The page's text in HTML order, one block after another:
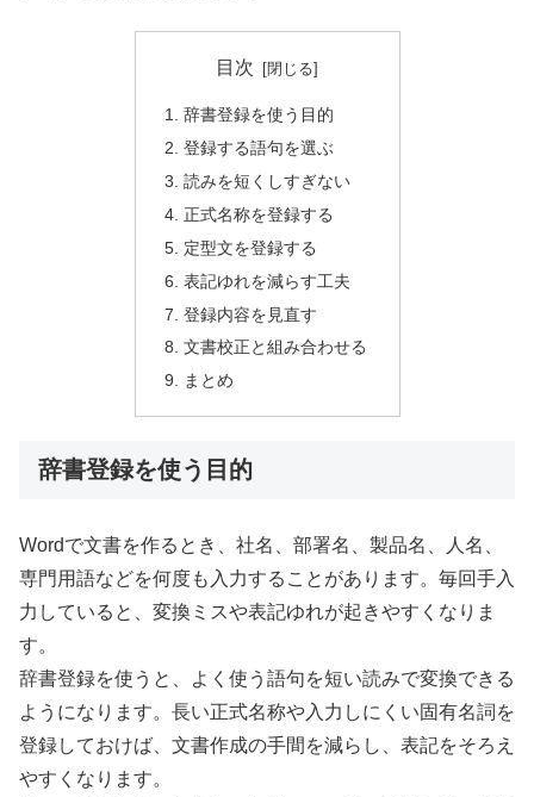
目次
辞書登録を使う目的
登録する語句を選ぶ
読みを短くしすぎない
正式名称を登録する
定型文を登録する
表記ゆれを減らす工夫
登録内容を見直す
文書校正と組み合わせる
まとめ
辞書登録を使う目的
Wordで文書を作るとき、社名、部署名、製品名、人名、
専門用語などを何度も入力することがあります。毎回手入
力していると、変換ミスや表記ゆれが起きやすくなりま
す。
辞書登録を使うと、よく使う語句を短い読みで変換できる
ようになります。長い正式名称や入力しにくい固有名詞を
登録しておけば、文書作成の手間を減らし、表記をそろえ
やすくなります。